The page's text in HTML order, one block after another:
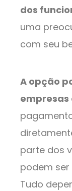
dos
uma
com seu
A opção
empresas
parte dos
podem
Tudo